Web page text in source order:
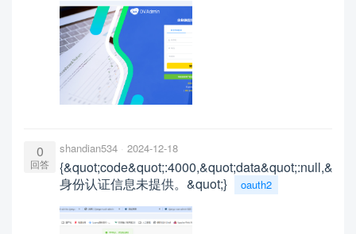
0
回答
shandian534 2024-12-18
身份认证信息未提供。&quot;}
oauth2